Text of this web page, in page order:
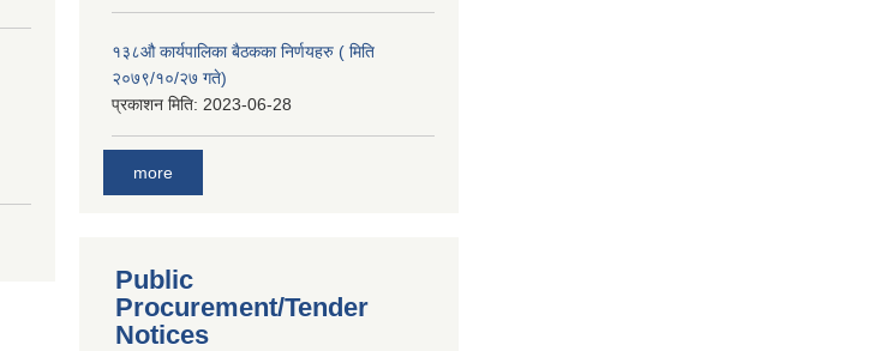
१३८औ कार्यपालिका बैठकका निर्णयहरु ( मिति
२०७९/१०/२७ गते)
प्रकाशन मिति: 2023-06-28
more
Public
Procurement/Tender
Notices